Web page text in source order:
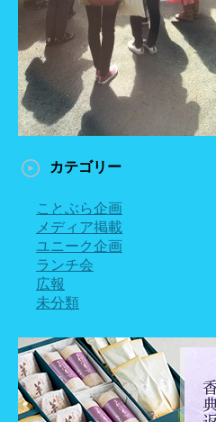
カテゴリー
ことぶら企画
メディア掲載
ユニーク企画
ランチ会
広報
未分類